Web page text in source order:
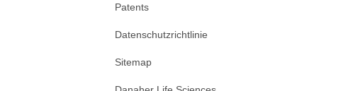
Patents
Datenschutzrichtlinie
Sitemap